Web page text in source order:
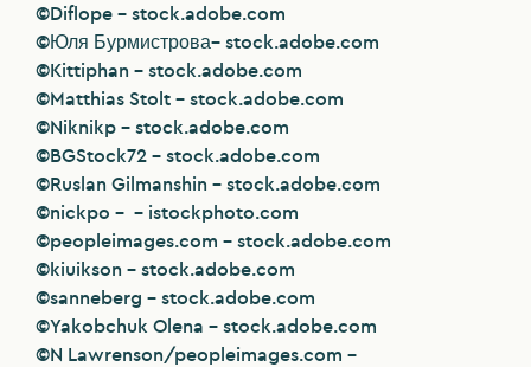
©Diflope – stock.adobe.com
©Юля Бурмистрова– stock.adobe.com
©Kittiphan – stock.adobe.com
©Matthias Stolt – stock.adobe.com
©Niknikp – stock.adobe.com
©BGStock72 – stock.adobe.com
©Ruslan Gilmanshin – stock.adobe.com
©nickpo – – istockphoto.com
©peopleimages.com – stock.adobe.com
©kiuikson – stock.adobe.com
©sanneberg – stock.adobe.com
©Yakobchuk Olena – stock.adobe.com
©N Lawrenson/peopleimages.com –